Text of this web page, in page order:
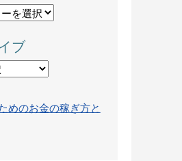
ブ
めのお金の稼ぎ方と